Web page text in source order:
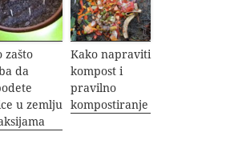
zašto
da
u zemlju
Kako napraviti
kompost i
pravilno
kompostiranje